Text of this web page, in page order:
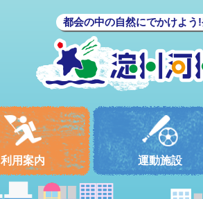
都会の中の自然にでかけよう
利用案内 運動施設